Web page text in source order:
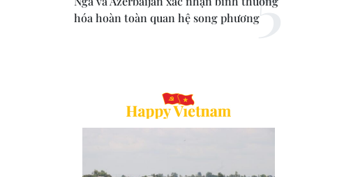
hóa hoàn toàn quan hệ song phương